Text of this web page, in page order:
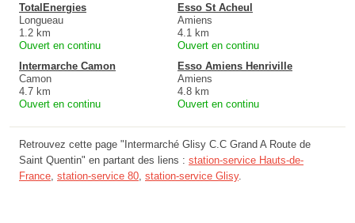
TotalEnergies
Longueau
1.2 km
Ouvert en continu
Esso St Acheul
Amiens
4.1 km
Ouvert en continu
Intermarche Camon
Camon
4.7 km
Ouvert en continu
Esso Amiens Henriville
Amiens
4.8 km
Ouvert en continu
Retrouvez cette page "Intermarché Glisy C.C Grand A Route de
Saint Quentin" en partant des liens : station-service Hauts-de-
France station-service 80 station-service Glisy.